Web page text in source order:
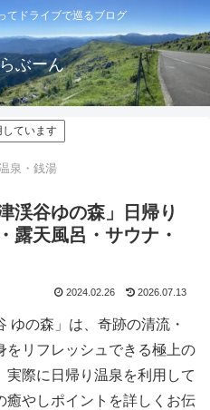
てドライブで巡るブログ
ぶーん
ています
泉・銭湯
渓谷ゆの森」日帰り
露天風呂・サウナ・
2024.02.26 2026.07.13
ゆの森」は、奇跡の清流・
をリフレッシュできる極上の
際に日帰り温泉を利用して
癒やしポイントを詳しくお伝